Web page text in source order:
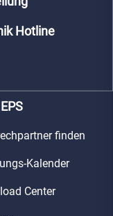
Hotline
finden
Kalender
Center